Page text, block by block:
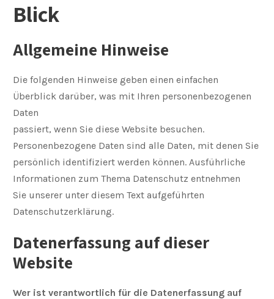
Blick
Allgemeine Hinweise
Die folgenden Hinweise geben einen einfachen
Überblick darüber, was mit Ihren personenbezogenen
Daten
passiert, wenn Sie diese Website besuchen.
Personenbezogene Daten sind alle Daten, mit denen Sie
persönlich identifiziert werden können. Ausführliche
Informationen zum Thema Datenschutz entnehmen
Sie unserer unter diesem Text aufgeführten
Datenschutzerklärung.
Datenerfassung auf dieser
Website
Wer ist verantwortlich für die Datenerfassung auf